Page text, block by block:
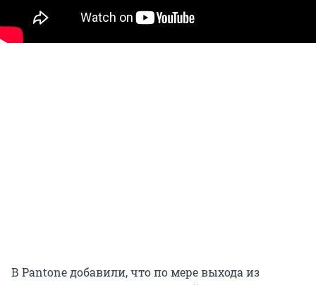
В Pantone добавили, что по мере выхода из